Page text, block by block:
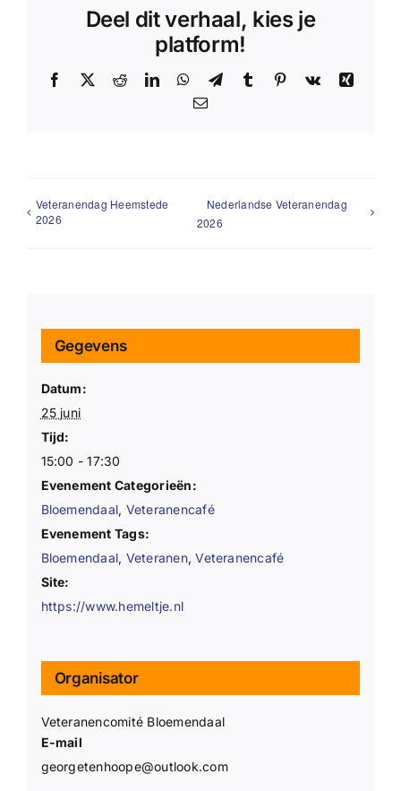
Deel dit verhaal, kies je
platform!
Facebook
X RedditLinkedInWhatsApp
TelegramTumblr Pinterest
Vk
Xing
E-
Veteranendag Heemstede
2026
Nederlandse Veteranendag
2026
Gegevens
Datum:
25 juni
Tijd:
15:00 - 17:30
Evenement Categorieën:
Bloemendaal, Veteranencafé
Evenement Tags:
Bloemendaal, Veteranen,Veteranencafé
Site:
https://www.hemeltje.nl
Organisator
Veteranencomité Bloemendaal
E-mail
georgetenhoope@outlook.com